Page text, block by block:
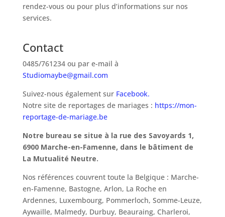
rendez-vous ou pour plus d’informations sur nos
services.
Contact
0485/761234 ou par e-mail à
Studiomaybe@gmail.com
Suivez-nous également sur Facebook.
Notre site de reportages de mariages : https://mon-
reportage-de-mariage.be
Notre bureau se situe à la rue des Savoyards 1,
6900 Marche-en-Famenne, dans le bâtiment de
La Mutualité Neutre.
Nos références couvrent toute la Belgique : Marche-
en-Famenne, Bastogne, Arlon, La Roche en
Ardennes, Luxembourg, Pommerloch, Somme-Leuze,
Aywaille, Malmedy, Durbuy, Beauraing, Charleroi,